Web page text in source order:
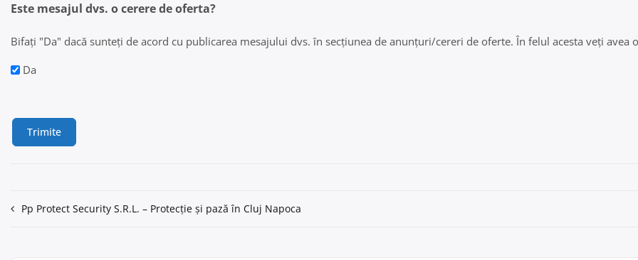
Este mesajul dvs. o cerere de oferta?
Bifați "Da" dacă sunteți de acord cu publicarea mesajului dvs. în secțiunea de anunțuri/cereri de oferte. În felul acesta veți avea
Da
Navigare
Pp Protect Security S.R.L. – Protecție și pază în Cluj Napoca